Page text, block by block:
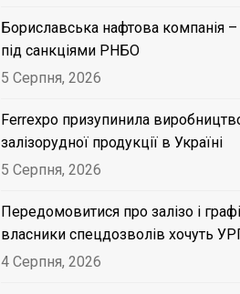
Бориславська нафтова компанія –
під санкціями РНБО
5 Серпня, 2026
Ferrexpo призупинила
залізорудної продукції в Україні
5 Серпня, 2026
Передомовитися про залізо і
власники спецдозволів хочуть
4 Серпня, 2026